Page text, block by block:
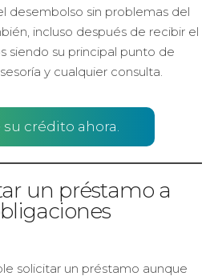
desembolso sin problemas del
incluso después de recibir el
siendo su principal punto de
y cualquier consulta.
su crédito ahora.
un préstamo a
solicitar un préstamo aunque